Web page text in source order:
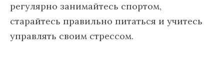
регулярно занимайтесь спортом,
старайтесь правильно питаться и учитесь
управлять своим стрессом.